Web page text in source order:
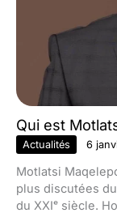
Qui est
Actualités 6
Motlatsi
plus discutées
du XXIᵉ siècle.